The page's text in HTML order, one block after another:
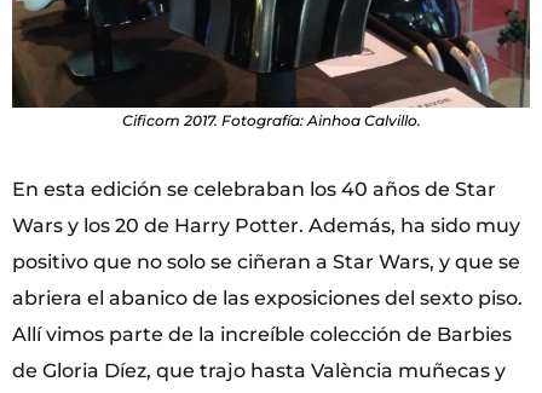
Cificom 2017. Fotografía: Ainhoa Calvillo.
En esta edición se celebraban los 40 años de Star
Wars y los 20 de Harry Potter. Además, ha sido muy
positivo que no solo se ciñeran a Star Wars, y que se
abriera el abanico de las exposiciones del sexto piso.
Allí vimos parte de la increíble colección de Barbies
de Gloria Díez, que trajo hasta València muñecas y